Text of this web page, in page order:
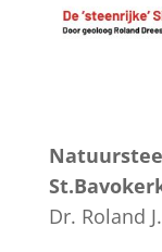
Dr. Roland